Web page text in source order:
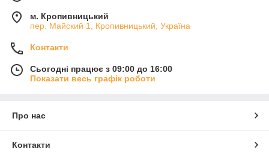
м. Кропивницький
пер. Майский 1, Кропивницький, Україна
Контакти
Сьогодні працює з 09:00 до 16:00
Показати весь графік роботи
Про нас
Контакти